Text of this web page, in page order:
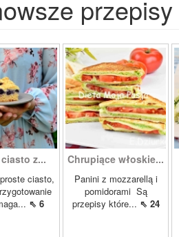
przepisy
z...
ciasto,
⇖ 6
Chrupiące włoskie...
Panini z mozzarellą i
pomidorami Są
przepisy które... ⇖ 24